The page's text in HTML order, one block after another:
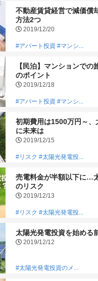
不動産賃貸経営で減価償
方法2つ
2019/12/20
#アパート投資 #マンシ...
【民泊】マンションでの
のポイント
2019/12/18
#アパート投資 #マンシ...
初期費用は1500万円～、
に未来は
2019/12/15
#リスク #太陽光発電投...
売電料金が半額以下に…
のリスク
2019/12/13
#リスク #太陽光発電投...
太陽光発電投資を始める
2019/12/12
#太陽光発電投資のメ...